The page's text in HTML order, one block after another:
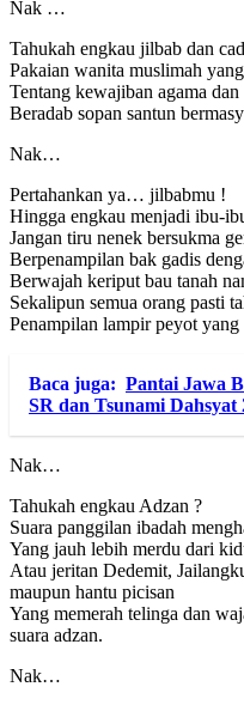
Nak …
Tahukah engkau jilbab dan
Pakaian wanita muslimah
Tentang kewajiban agama
Beradab sopan santun
Nak…
Pertahankan ya… jilbabmu !
Hingga engkau menjadi ibu-
Jangan tiru nenek bersukma
Berpenampilan bak gadis
Berwajah keriput bau tanah
Sekalipun semua orang pasti
Penampilan lampir peyot yang
Baca juga: Pantai Jawa
SR dan Tsunami Dahsyat
Nak…
Tahukah engkau Adzan ?
Suara panggilan ibadah
Yang jauh lebih merdu dari
Atau jeritan Dedemit,
maupun hantu picisan
Yang memerah telinga dan
suara adzan.
Nak…